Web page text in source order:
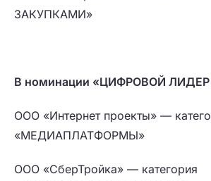
ЗАКУПКАМИ»
В номинации «ЦИФРОВОЙ
OOO «Интернет проекты» —
«МЕДИАПЛАТФОРМЫ»
ООО «СберТройка» — категория